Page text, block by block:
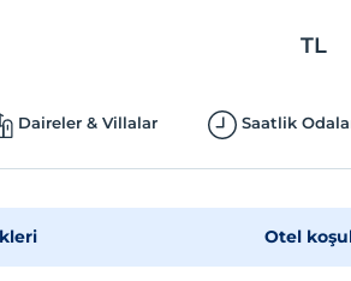
TL
Daireler & Villalar Saatlik
Otel